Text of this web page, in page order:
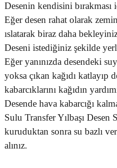
Desenin kendisini bırakması
Eğer desen rahat olarak
ıslatarak biraz daha
Deseni istediğiniz şekilde
Eğer yanınızda desendeki
yoksa çıkan kağıdı katlayıp
kabarcıklarını kağıdın
Desende hava kabarcığı
Sulu Transfer Yılbaşı Desen
kuruduktan sonra su bazlı
alınız.